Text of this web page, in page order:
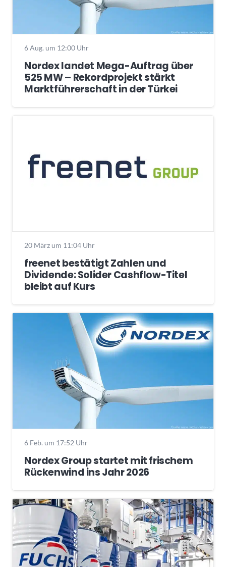
6 Aug. um 12:00 Uhr
Nordex landet Mega-Auftrag über
525 MW – Rekordprojekt stärkt
Marktführerschaft in der Türkei
20 März um 11:04 Uhr
freenet bestätigt Zahlen und
Dividende: Solider Cashflow-Titel
bleibt auf Kurs
6 Feb. um 17:52 Uhr
Nordex Group startet mit frischem
Rückenwind ins Jahr 2026